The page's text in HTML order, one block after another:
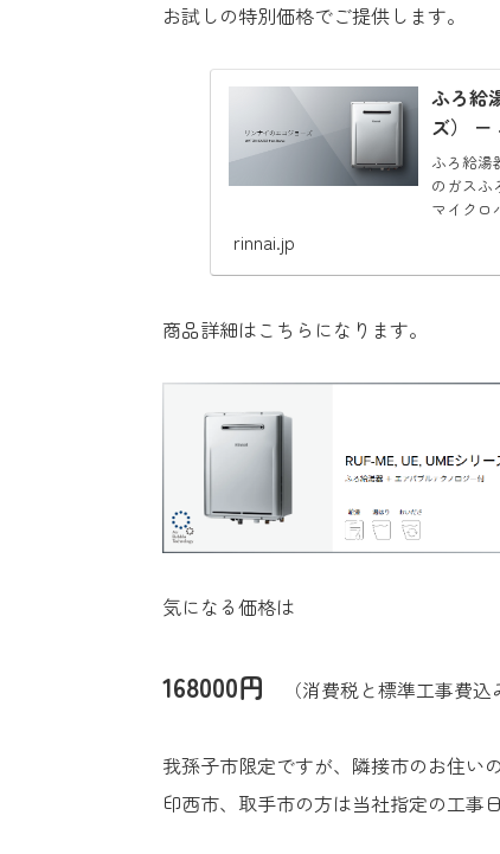
お試しの特別価格でご提供します。
ふろ給
ズ） －
ふろ給湯
のガスふ
マイクロ
rinnai.jp
商品詳細はこちらになります。
気になる価格は
168000円 （消費税と標準工事費込
我孫子市限定ですが、隣接市のお住い
印西市、取手市の方は当社指定の工事